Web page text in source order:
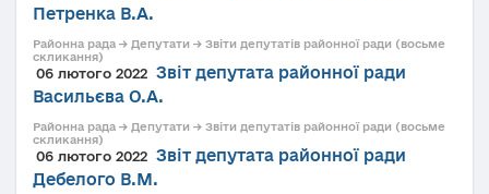
Петренка В.А.
Районна рада → Депутати → Звіти депутатів районної ради (восьме
скликання)
06 лютого 2022 Звіт депутата районної ради
Васильєва О.А.
Районна рада → Депутати → Звіти депутатів районної ради (восьме
скликання)
06 лютого 2022 Звіт депутата районної ради
Дебелого В.М.